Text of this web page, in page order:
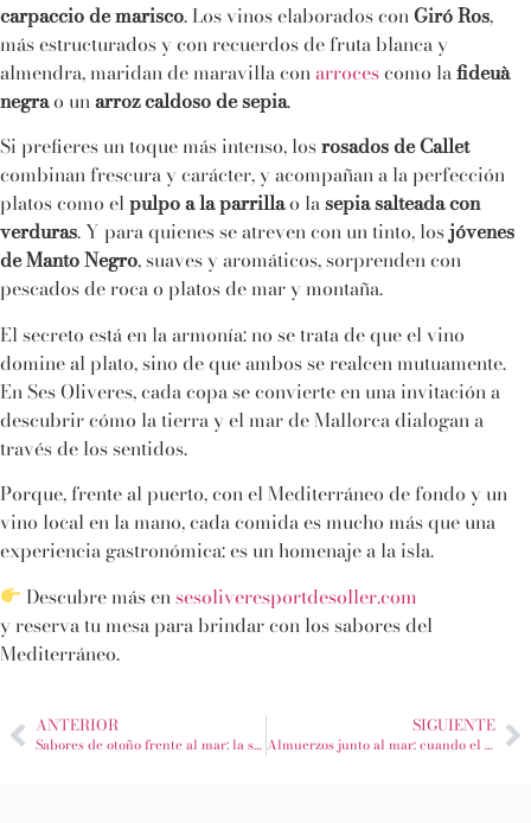
carpaccio de marisco. Los vinos elaborados con Giró Ros,
más estructurados y con recuerdos de fruta blanca y
almendra, maridan de maravilla con arroces como la fideuà
negrao un arroz caldoso de sepia.
Si prefieres un toque más intenso, los rosados de Callet
combinan frescura y carácter, y acompañan a la perfección
platos como el pulpo a la parrillao la sepia salteada con
verduras. Y para quienes se atreven con un tinto, los jóvenes
de Manto Negro, suaves y aromáticos, sorprenden con
pescados de roca o platos de mar y montaña.
El secreto está en la armonía: no se trata de que el vino
domine al plato, sino de que ambos se realcen mutuamente.
En Ses Oliveres, cada copa se convierte en una invitación a
descubrir cómo la tierra y el mar de Mallorca dialogan a
través de los sentidos.
Porque, frente al puerto, con el Mediterráneo de fondo y un
vino local en la mano, cada comida es mucho más que una
experiencia gastronómica: es un homenaje a la isla.
Descubre más ensesoliveresportdesoller.com
y reserva tu mesa para brindar con los sabores del
Mediterráneo.
ANTERIOR
Sabores de otoño frente al mar: la sorpresa de las sugerencias del día
SIGUIENTE
Almuerzos junto al mar: cuando el Port de Sóller se vuelve tranquilo